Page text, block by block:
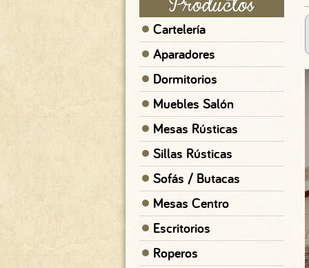
Cartelería
Aparadores
Dormitorios
Muebles Salón
Mesas Rústicas
Sillas Rústicas
Sofás / Butacas
Mesas Centro
Escritorios
Roperos